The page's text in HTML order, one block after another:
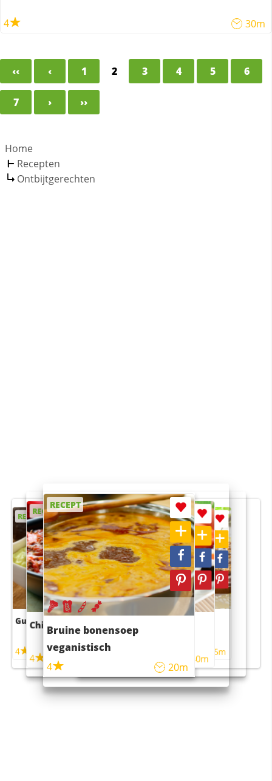
4 30m
‹‹ ‹ 1 2 3 4 5 6
7 › ››
Home
Recepten
Ontbijtgerechten
RECEPT
Guacamole
4
RECEPT
Chili con carne
4 45m
RECEPT
Bruine bonensoep
veganistisch
4
20m
RECEPT
Sushi rijstsalade
maaltijdsalade
40m
RECEPT
4 55m